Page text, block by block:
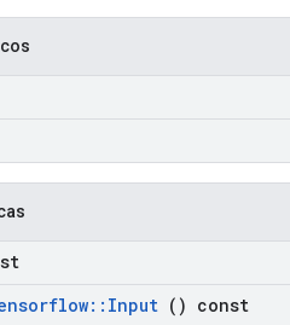
:: Input () const